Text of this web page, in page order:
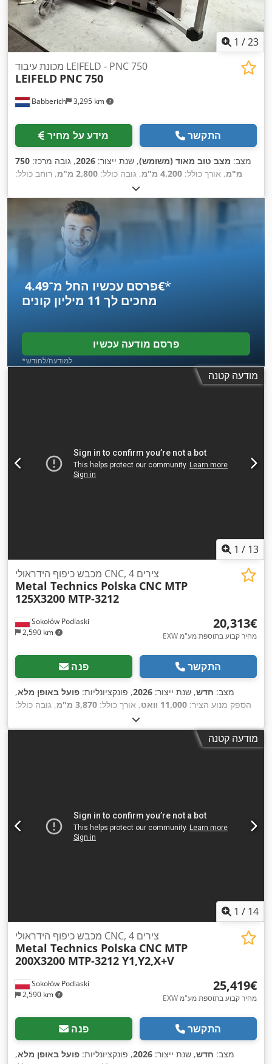
1 /23
Babberich 3,295 km
מכונת עיבוד LEIFELD - PNC 750
LEIFELD PNC 750
מידע על מחיר התקשר
מצב: מצב טוב מאוד (משומש), שנת ייצור: 2026, גובה מרכז: 750
מ"מ, אורך כולל: 4,200 מ"מ , גובה כולל: 2,800 מ"מ
, רוחב כולל:
, משקל כולל:
אורך ההזנה ציר Y:
800 מ"מ, כוח:28 קילוואט (38.07 כ"ס) ,
פרסם עכשיו החל מ־‏4.49 ‏€*
מחכים לך 11 מיליון קונים
פרסם מודעה עכשיו
*למודעה/לחודש
מודעה קטנה
1 / 13
Sokołów Podlaski
2,590 km
מכבש כיפוף הידראולי CNC, 4 צירים
Metal Technics Polska CNC MTP
125X3200 MTP-3212
‏20,313 ‏€
EXW מחיר קבוע בתוספת מע"מ
פנה התקשר
מצב: חדש, שנת ייצור: 2026, פונקציונליות: פועל באופן מלא,
הספק מנוע הציר: 11,000 וואט , אורך כולל: 3,870 מ"מ
, גובה כולל:
המוצר (מקס'):390 מ"מ , אורך הזנה ציר X: 600 מ"מ, אורך ההזנה
, סוג זרם כניסה:
מודעה קטנה
1 / 14
Sokołów Podlaski
2,590 km
מכבש כיפוף הידראולי CNC, 4 צירים
Metal Technics Polska CNC MTP
200X3200 MTP-3212 Y1,Y2,X+V
‏25,419 ‏€
EXW מחיר קבוע בתוספת מע"מ
פנה התקשר
מצב: חדש, שנת ייצור: 2026, פונקציונליות: פועל באופן מלא,